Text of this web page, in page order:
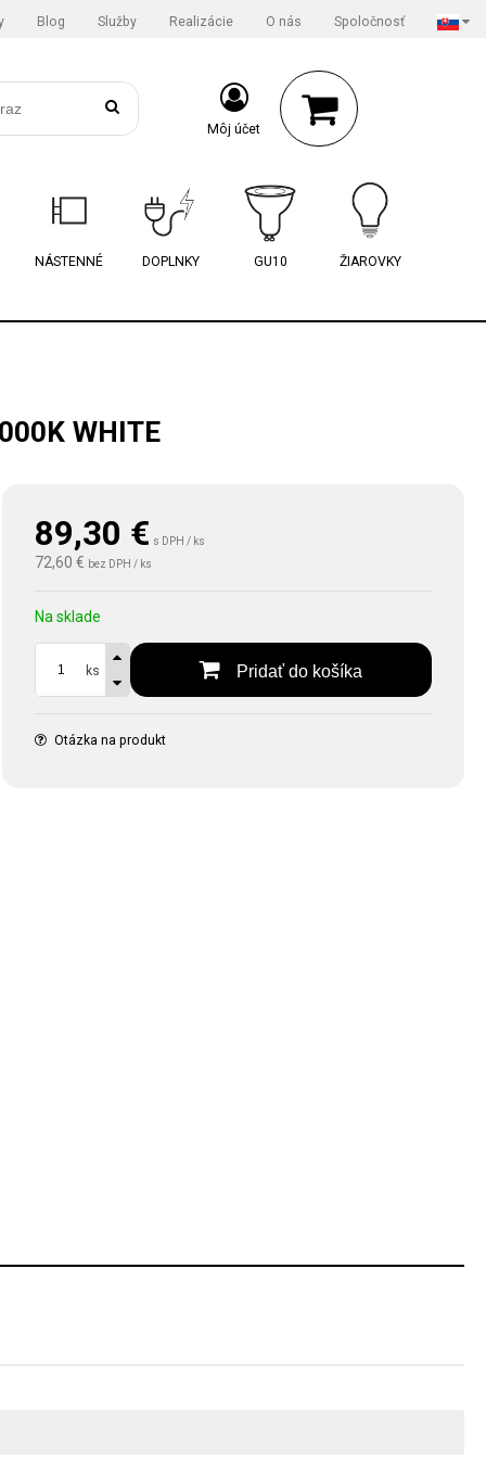
Blog Služby Realizácie O nás Spoločnosť
Môj účet
NÁSTENNÉ DOPLNKY GU10 ŽIAROVKY
WHITE
89,30 € s DPH / ks
72,60 € bez DPH / ks
Na sklade
ks Pridať do košíka
Otázka na produkt